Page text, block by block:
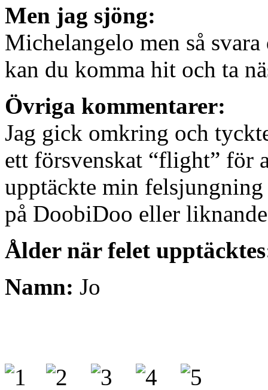
Men jag sjöng:
Michelangelo men så svara
kan du komma hit och ta
Övriga kommentarer:
Jag gick omkring och
ett försvenskat “flight” för
upptäckte min felsjungning
på DoobiDoo eller
Ålder när felet
Namn: Jo